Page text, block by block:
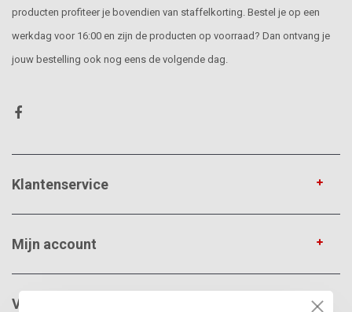
producten profiteer je bovendien van staffelkorting. Bestel je op een
werkdag voor 16:00 en zijn de producten op voorraad? Dan ontvang je
jouw bestelling ook nog eens de volgende dag.
Klantenservice
Mijn account
VerfonlineXL